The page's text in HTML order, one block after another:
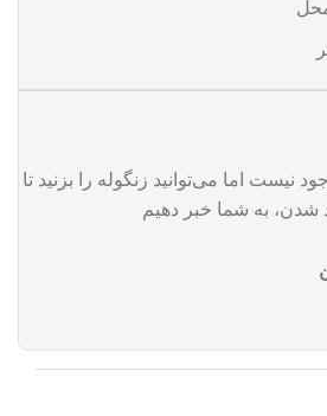
نیست اما می‌توانید زنگوله را بزنید تا
به شما خبر دهیم